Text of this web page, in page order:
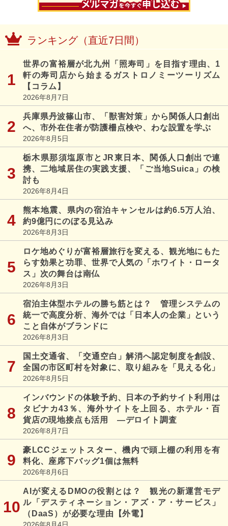
ランキング（直近7日間）
世界の富裕層が北九州「照寿司」を目指す理由、1
軒の寿司店から始まるガストロノミーツーリズム
【コラム】
2026年8月7日
兵庫県丹波篠山市、「獣害対策」から関係人口創出
へ、市外在住者が防護柵点検や、わな設置を学ぶ
2026年8月5日
栃木県那須塩原市とJR東日本、関係人口創出で連
携、二地域居住の実践支援、「ご当地Suica」の検
討も
2026年8月4日
熊本地震、県内の宿泊キャンセルは約6.5万人泊、
約9億円にのぼる見込み
2026年8月3日
ロケ地めぐりが富裕層旅行を変える、観光地にもた
らす効果と功罪、世界で人気の「ホワイト・ロータ
ス」次の舞台は南仏
2026年8月3日
宿泊主体型ホテルの勝ち筋とは？ 管理システムの
統一で高度分析、海外では「日本人の企業」という
こと自体がブランドに
2026年8月3日
国土交通省、「交通空白」解消へ認定制度を創設、
全国の市区町村を対象に、取り組みを「見える化」
2026年8月5日
インバウンドの体験予約、日本の予約サイト利用は
タビナカ43％、海外サイトを上回る、ホテル・百
貨店の現地接点も活用 ―デロイト調査
2026年8月7日
豪LCCジェットスター、機内で頭上棚の利用を有
料化、座席下バッグ1個は無料
2026年8月6日
AIが変えるDMOの役割とは？ 観光の新運営モデ
ル「デスティネーション・アズ・ア・サービス」
（DaaS）が必要な理由【外電】